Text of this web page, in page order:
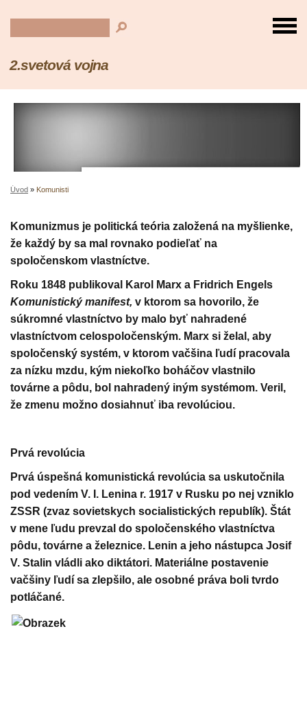
2.svetová vojna
Úvod » Komunisti
Komunizmus je politická teória založená na myšlienke,
že každý by sa mal rovnako podieľať na
spoločenskom vlastníctve.
Roku 1848 publikoval Karol Marx a Fridrich Engels
Komunistický manifest, v ktorom sa hovorilo, že
súkromné vlastníctvo by malo byť nahradené
vlastníctvom celospoločenským. Marx si želal, aby
spoločenský systém, v ktorom vačšina ľudí pracovala
za nízku mzdu, kým niekoľko boháčov vlastnilo
továrne a pôdu, bol nahradený iným systémom. Veril,
že zmenu možno dosiahnuť iba revolúciou.
Prvá revolúcia
Prvá úspešná komunistická revolúcia sa uskutočnila
pod vedením V. I. Lenina r. 1917 v Rusku po nej vzniklo
ZSSR (zvaz sovietskych socialistických republík). Štát
v mene ľudu prevzal do spoločenského vlastníctva
pôdu, továrne a železnice. Lenin a jeho nástupca Josif
V. Stalin vládli ako diktátori. Materiálne postavenie
vačšiny ľudí sa zlepšilo, ale osobné práva boli tvrdo
potláčané.